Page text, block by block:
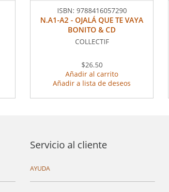
ISBN: 9788416057290
N.A1-A2 - OJALÁ QUE TE VAYA
BONITO & CD
COLLECTIF
$26.50
Añadir al carrito
Añadir a lista de deseos
Servicio al cliente
AYUDA